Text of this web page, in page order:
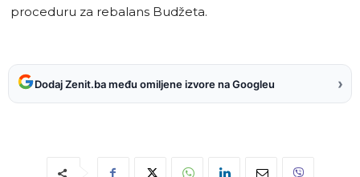
proceduru za rebalans Budžeta.
Dodaj Zenit.ba među omiljene izvore na Googleu ›